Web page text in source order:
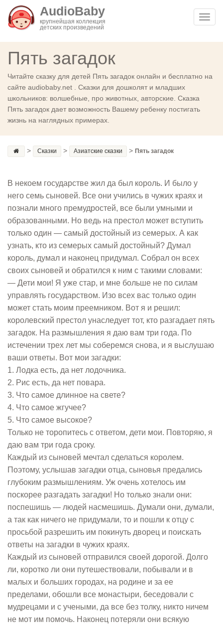
AudioBaby
крупнейшая коллекция
детских произведений
Пять загадок
Читайте сказку для детей Пять загадок онлайн и бесплатно на
сайте audiobaby.net . Сказки для дошколят и младших
школьников: волшебные, про животных, авторские. Сказка
Пять загадок дает возможность Вашему ребенку постигать
жизнь на наглядных примерах.
> Сказки > Азиатские сказки > Пять загадок
В некоем государстве жил да был король. И было у
него семь сыновей. Все они учились в чужих краях и
познали много премудростей, все были умными и
образованными. Но ведь на престол может вступить
только один — самый достойный из семерых. А как
узнать, кто из семерых самый достойный? Думал
король, думал и наконец придумал. Собрал он всех
своих сыновей и обратился к ним с такими словами:
— Дети мои! Я уже стар, и мне больше не по силам
управлять государством. Изо всех вас только один
может стать моим преемником. Вот я и решил:
королевский престол унаследует тот, кто разгадает пять
загадок. На размышления я даю вам три года. По
истечении трех лет мы соберемся снова, и я выслушаю
ваши ответы. Вот мои загадки:
1. Лодка есть, да нет лодочника.
2. Рис есть, да нет повара.
3. Что самое длинное на свете?
4. Что самое жгучее?
5. Что самое высокое?
Только не торопитесь с ответом, дети мои. Повторяю, я
даю вам три года сроку.
Каждый из сыновей мечтал сделаться королем.
Поэтому, услышав загадки отца, сыновья предались
глубоким размышлениям. Уж очень хотелось им
поскорее разгадать загадки! Но только знали они:
поспешишь — людей насмешишь. Думали они, думали,
а так как ничего не придумали, то и пошли к отцу с
просьбой разрешить им покинуть дворец и поискать
ответы на загадки в чужих краях.
Каждый из сыновей отправился своей дорогой. Долго
ли, коротко ли они путешествовали, побывали и в
малых и больших городах, на родине и за ее
пределами, обошли все монастыри, беседовали с
мудрецами и с учеными, да все без толку, никто ничем
не мот им помочь. Наконец потеряли они всякую